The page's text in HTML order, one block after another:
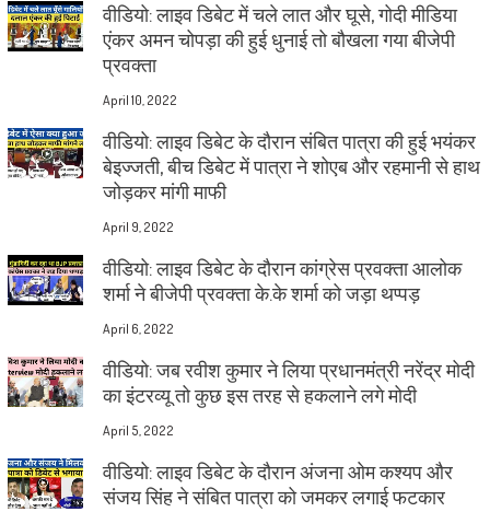
वीडियो: लाइव डिबेट में चले लात और घूसे, गोदी मीडिया
एंकर अमन चोपड़ा की हुई धुनाई तो बौखला गया बीजेपी
प्रवक्ता
April 10, 2022
वीडियो: लाइव डिबेट के दौरान संबित पात्रा की हुई भयंकर
बेइज्जती, बीच डिबेट में पात्रा ने शोएब और रहमानी से हाथ
जोड़कर मांगी माफी
April 9, 2022
वीडियो: लाइव डिबेट के दौरान कांग्रेस प्रवक्ता आलोक
शर्मा ने बीजेपी प्रवक्ता के.के शर्मा को जड़ा थप्पड़
April 6, 2022
वीडियो: जब रवीश कुमार ने लिया प्रधानमंत्री नरेंद्र मोदी
का इंटरव्यू तो कुछ इस तरह से हकलाने लगे मोदी
April 5, 2022
वीडियो: लाइव डिबेट के दौरान अंजना ओम कश्यप और
संजय सिंह ने संबित पात्रा को जमकर लगाई फटकार